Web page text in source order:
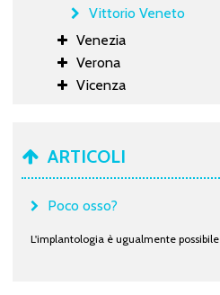
Vittorio Veneto
Venezia
Verona
Vicenza
ARTICOLI
Poco osso?
L'implantologia è ugualmente possibile